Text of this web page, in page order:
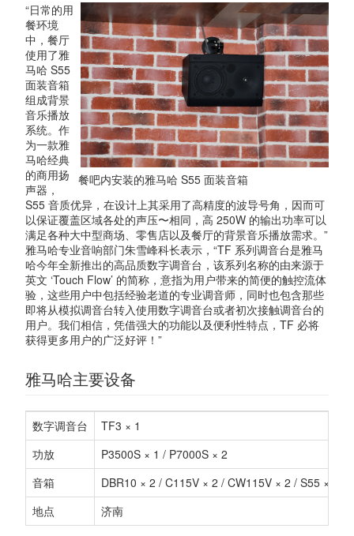
餐吧内安装的雅马哈 S55 面装音箱
“日常的用
餐环境
中，餐厅
使用了雅
马哈 S55
面装音箱
组成背景
音乐播放
系统。作
为一款雅
马哈经典
的商用扬
声器，
S55 音质优异，在设计上其采用了高精度的波导号角，因而可
以保证覆盖区域各处的声压〜相同，高 250W 的输出功率可以
满足各种大中型商场、零售店以及餐厅的背景音乐播放需求。”
雅马哈专业音响部门朱雪峰科长表示，“TF 系列调音台是雅马
哈今年全新推出的高品质数字调音台，该系列名称的由来源于
英文 ‘Touch Flow’ 的简称，意指为用户带来的简便的触控流体
验，这些用户中包括经验老道的专业调音师，同时也包含那些
即将从模拟调音台转入使用数字调音台或者初次接触调音台的
用户。我们相信，凭借强大的功能以及便利性特点，TF 必将
获得更多用户的广泛好评！”
雅马哈主要设备
数字调音台
TF3 × 1
功放
P3500S × 1 / P7000S × 2
音箱
DBR10 × 2 / C115V × 2 / CW115V × 2 / S55 × 6
地点
济南